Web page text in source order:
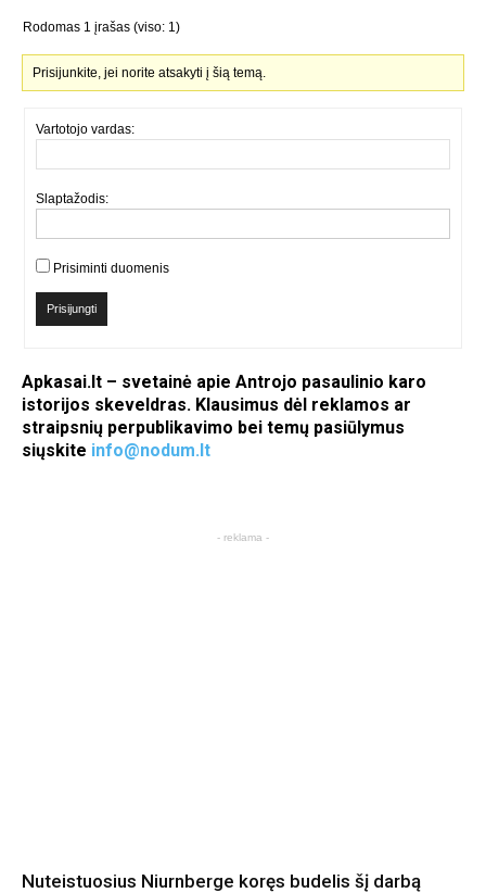
Rodomas 1 įrašas (viso: 1)
Prisijunkite, jei norite atsakyti į šią temą.
Vartotojo vardas:
Slaptažodis:
Prisiminti duomenis
Prisijungti
Apkasai.lt – svetainė apie Antrojo pasaulinio karo
istorijos skeveldras. Klausimus dėl reklamos ar
straipsnių perpublikavimo bei temų pasiūlymus
siųskite info@nodum.lt
- reklama -
Nuteistuosius Niurnberge koręs budelis šį darbą